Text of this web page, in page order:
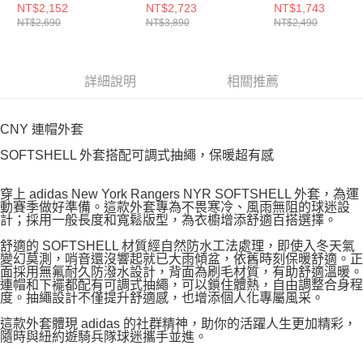
KW4772
NT$2,152
NT$2,690
JZ8413
NT$2,723
NT$3,890
KX8909
NT$1,743
NT$2,490
詳細說明 相關推薦
CNY 連帽外套
SOFTSHELL 外套搭配可調式抽繩，保暖超有感
穿上 adidas New York Rangers NYR SOFTSHELL 外套，為運
動賽季做好準備。這款外套專為不畏寒冷、風雨無阻的球迷設
計；採用一般長度和寬鬆版型，為衣櫥增添舒適百搭選擇。
舒適的 SOFTSHELL 材質經自然防水工法處理，即使入冬天氣
變幻莫測，哨音還沒響起就已大雨傾盆，依舊時刻保暖舒適。正
面採用無氟耐久防潑水設計，背面為刷毛材質，有助舒適溫暖。
連帽和下襬都配有可調式抽繩，可以鎖住體熱，自由調整合身程
度。抽繩設計不僅提升舒適感，也增添個人化專屬風采。
這款外套體現 adidas 的社群精神，助你的活躍人生更加精彩，
隨時與紐約遊騎兵隊球迷攜手並進。